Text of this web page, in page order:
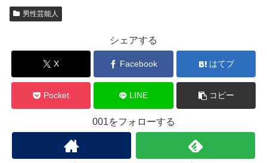
男性芸能人
シェアする
X Facebook はてブ
Pocket LINE コピー
001をフォローする